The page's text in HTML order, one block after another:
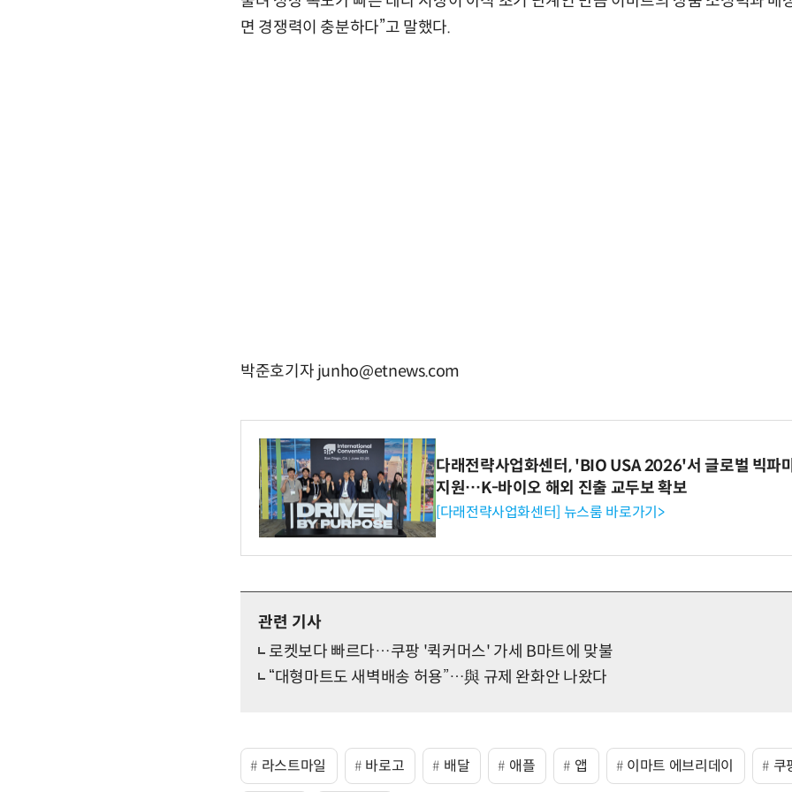
면 경쟁력이 충분하다”고 말했다.
박준호기자 junho@etnews.com
다래전략사업화센터, 'BIO USA 2026'서 글로벌 빅파
지원…K-바이오 해외 진출 교두보 확보
[다래전략사업화센터] 뉴스룸 바로가기>
관련 기사
로켓보다 빠르다…쿠팡 '퀵커머스' 가세 B마트에 맞불
“대형마트도 새벽배송 허용”…與 규제 완화안 나왔다
라스트마일 바로고 배달 애플 앱 이마트 에브리데이 쿠